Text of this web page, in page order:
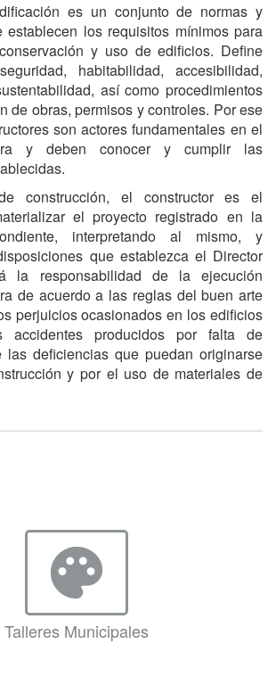
es un conjunto de normas y
establecen los requisitos mínimos para
y uso de edificios. Define
habitabilidad, accesibilidad,
así como procedimientos
de obras, permisos y controles. Por ese
son actores fundamentales en el
y deben conocer y cumplir las
construcción, el constructor es el
el proyecto registrado en la
interpretando al mismo, y
que establezca el Director
la responsabilidad de la ejecución
de acuerdo a las reglas del buen arte
perjuicios ocasionados en los edificios
accidentes producidos por falta de
las deficiencias que puedan originarse
y por el uso de materiales de
palette
Talleres Municipales